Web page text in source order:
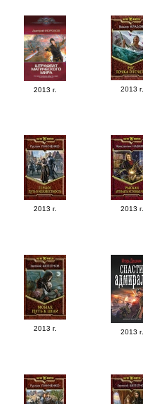
2013 г. 2013 г.
2013 г. 2013 г.
2013 г. 2013 г.